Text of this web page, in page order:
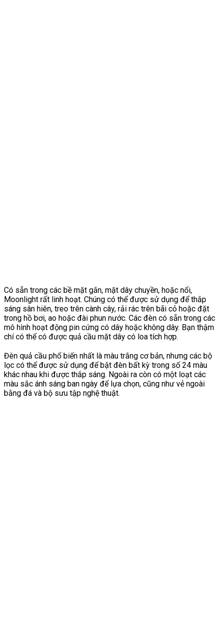
Có sẵn trong các bề mặt gắn, mặt dây chuyền, hoặc nổi,
Moonlight rất linh hoạt. Chúng có thể được sử dụng để thắp
sáng sân hiên, treo trên cành cây, rải rác trên bãi cỏ hoặc đặt
trong hồ bơi, ao hoặc đài phun nước. Các đèn có sẵn trong các
mô hình hoạt động pin cứng có dây hoặc không dây. Bạn thậm
chí có thể có được quả cầu mặt dây có loa tích hợp.
Đèn quả cầu phổ biến nhất là màu trắng cơ bản, nhưng các bộ
lọc có thể được sử dụng để bật đèn bất kỳ trong số 24 màu
khác nhau khi được thắp sáng. Ngoài ra còn có một loạt các
màu sắc ánh sáng ban ngày để lựa chọn, cũng như vẻ ngoài
bằng đá và bộ sưu tập nghệ thuật.